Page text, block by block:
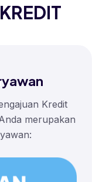
Kredit
merupakan